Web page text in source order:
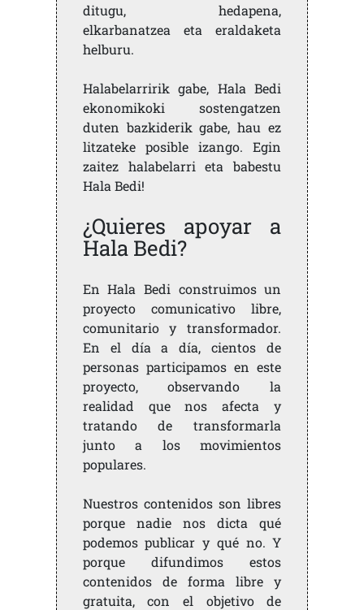
ditugu, hedapena,
elkarbanatzea eta eraldaketa
helburu.
Halabelarririk gabe, Hala Bedi
ekonomikoki sostengatzen
duten bazkiderik gabe, hau ez
litzateke posible izango. Egin
zaitez halabelarri eta babestu
Hala Bedi!
¿Quieres apoyar a
Hala Bedi?
En Hala Bedi construimos un
proyecto comunicativo libre,
comunitario y transformador.
En el día a día, cientos de
personas participamos en este
proyecto, observando la
realidad que nos afecta y
tratando de transformarla
junto a los movimientos
populares.
Nuestros contenidos son libres
porque nadie nos dicta qué
podemos publicar y qué no. Y
porque difundimos estos
contenidos de forma libre y
gratuita, con el objetivo de